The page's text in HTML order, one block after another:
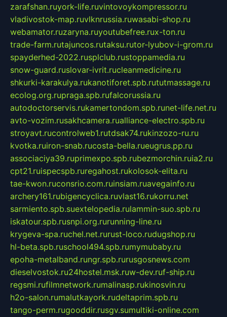
zarafshan.ruyork-life.ruvintovoykompressor.ru
vladivostok-map.ruvlknrussia.ruwasabi-shop.ru
webamator.ruzaryna.ruyoutubefree.rux-ton.ru
trade-farm.rutajuncos.rutaksu.rutor-lyubov-i-grom.ru
spayderhed-2022.rusplclub.rustoppamedia.ru
snow-guard.ruslovar-ivrit.rucleanmedicine.ru
shkurki-karakulya.rukanotiforet.spb.rututmassage.ru
ecolog.org.rupraga.spb.rufalcorussia.ru
autodoctorservis.rukamertondom.spb.runet-life.net.ru
avto-vozim.rusakhcamera.rualliance-electro.spb.ru
stroyavt.rucontrolweb1.rutdsak74.rukinzozo-ru.ru
kvotka.ruiron-snab.rucosta-bella.rueugrus.pp.ru
associaciya39.ruprimexpo.spb.rubezmorchin.ruia2.ru
cpt21.ruispecspb.ruregahost.rukolosok-elita.ru
tae-kwon.ruconsrio.com.ruinsiam.ruavegainfo.ru
archery161.rubigencyclica.ruvlast16.rukorru.net
sarmiento.spb.suextelopedia.rulammin-suo.spb.ru
iskatour.spb.rusnpi.org.rurunning-line.ru
krygeva-spa.ruchel.net.rurust-loco.rudugshop.ru
hl-beta.spb.ruschool494.spb.rumymubaby.ru
epoha-metalband.rungr.spb.rurusgosnews.com
dieselvostok.ru24hostel.msk.ruw-dev.ruf-ship.ru
regsmi.rufilmnetwork.rumalinasp.rukinosvin.ru
h2o-salon.rumalutkayork.rudeltaprim.spb.ru
tango-perm.rugooddir.rusgv.sumultiki-online.com